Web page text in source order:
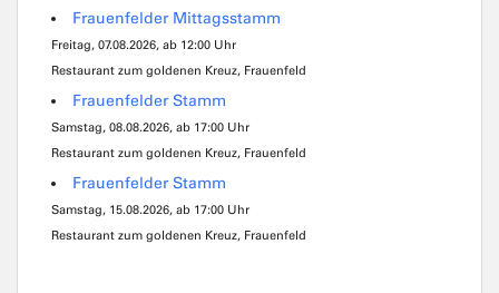
Frauenfelder Mittagsstamm
Freitag, 07.08.2026, ab 12:00 Uhr
Restaurant zum goldenen Kreuz, Frauenfeld
Frauenfelder Stamm
Samstag, 08.08.2026, ab 17:00 Uhr
Restaurant zum goldenen Kreuz, Frauenfeld
Frauenfelder Stamm
Samstag, 15.08.2026, ab 17:00 Uhr
Restaurant zum goldenen Kreuz, Frauenfeld